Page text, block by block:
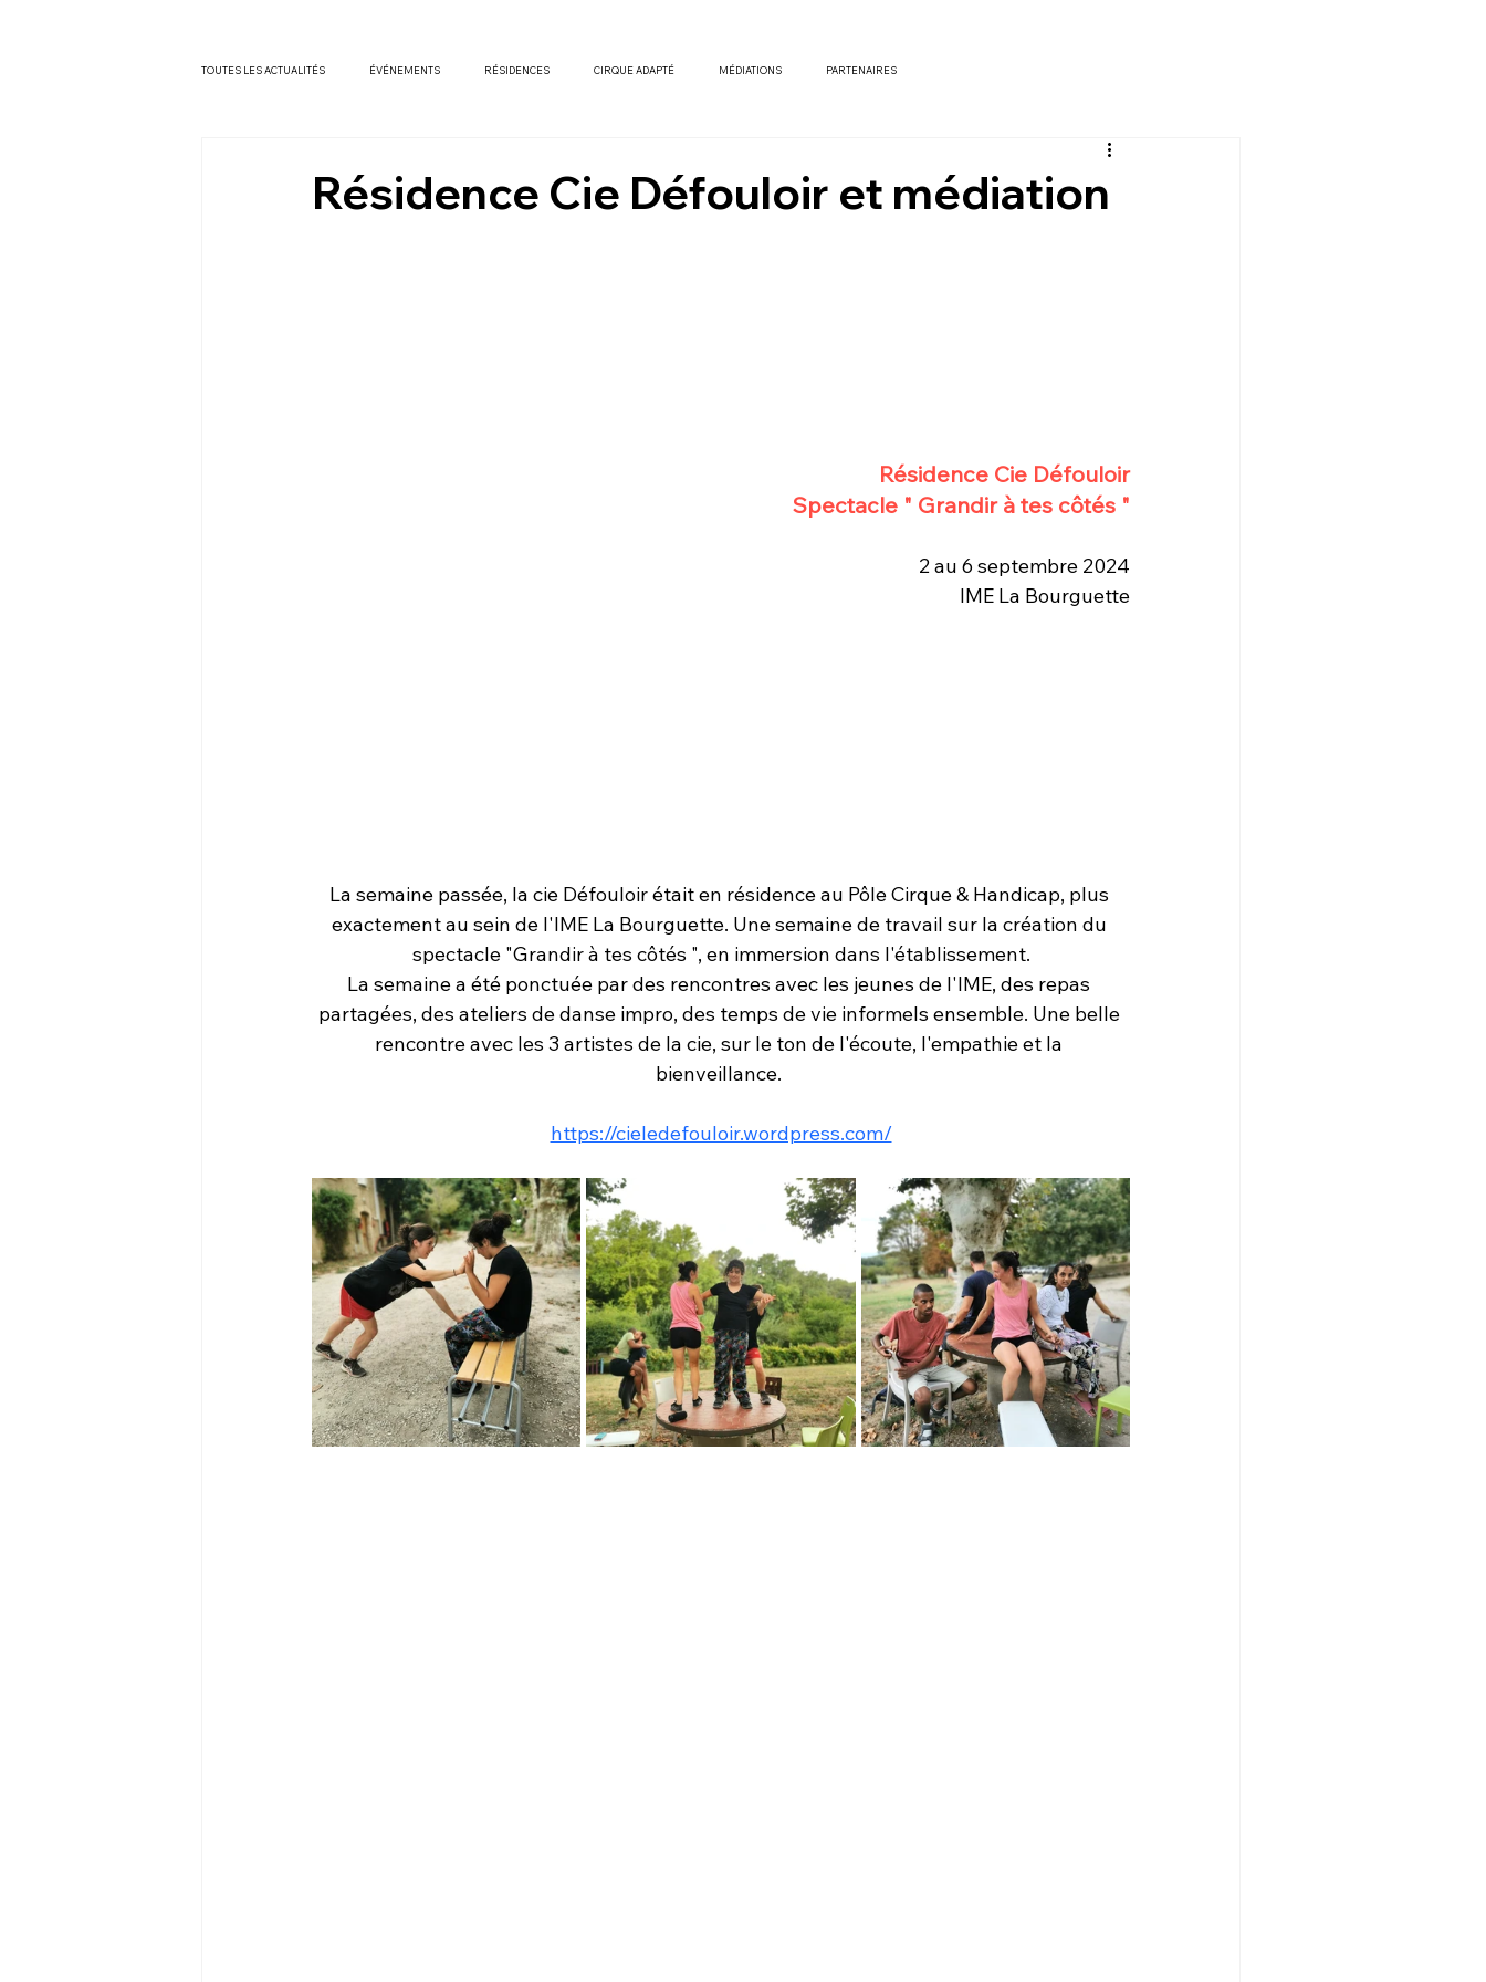
TOUTES LES ACTUALITÉS ÉVÉNEMENTS RÉSIDENCES CIRQUE ADAPTÉ MÉDIATIONS PARTENAIRES
Résidence Cie Défouloir et médiation
Résidence Cie Défouloir
Spectacle " Grandir à tes côtés "
2 au 6 septembre 2024
IME La Bourguette
La semaine passée, la cie Défouloir était en résidence au Pôle Cirque & Handicap, plus
exactement au sein de l'IME La Bourguette. Une semaine de travail sur la création du
spectacle "Grandir à tes côtés ", en immersion dans l'établissement.
La semaine a été ponctuée par des rencontres avec les jeunes de l'IME, des repas
partagées, des ateliers de danse impro, des temps de vie informels ensemble. Une belle
rencontre avec les 3 artistes de la cie, sur le ton de l'écoute, l'empathie et la
bienveillance.
https://cieledefouloir.wordpress.com/